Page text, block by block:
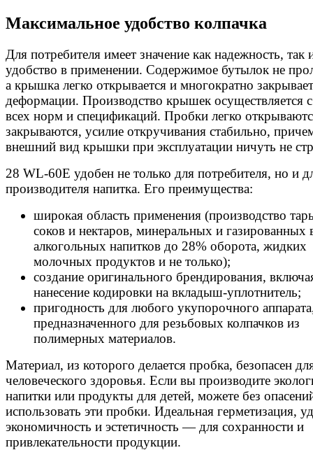
Максимальное удобство колпачка
Для потребителя имеет значение как надежность, так
удобство в применении. Содержимое бутылок не
а крышка легко открывается и многократно
деформации. Производство крышек осуществляется
всех норм и спецификаций. Пробки легко
закрываются, усилие откручивания стабильно,
внешний вид крышки при эксплуатации ничуть не
28 WL-60E удобен не только для потребителя, но и
производителя напитка. Его преимущества:
широкая область применения (производство
соков и нектаров, минеральных и газированных
алкогольных напитков до 28% оборота, жидких
молочных продуктов и не только);
создание оригинального брендирования,
нанесение кодировки на вкладыш-уплотнитель;
пригодность для любого укупорочного
предназначенного для резьбовых колпачков из
полимерных материалов.
Материал, из которого делается пробка, безопасен
человеческого здоровья. Если вы производите
напитки или продукты для детей, можете без
использовать эти пробки. Идеальная герметизация,
экономичность и эстетичность — для сохранности и
привлекательности продукции.